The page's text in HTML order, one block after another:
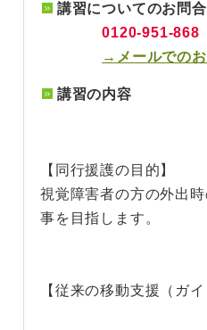
講習についてのお問
0120-951-868
→メールでの
講習の内容
【同行援護の目的】
視覚障害者の方の外出
事を目指します。
【従来の移動支援（ガ